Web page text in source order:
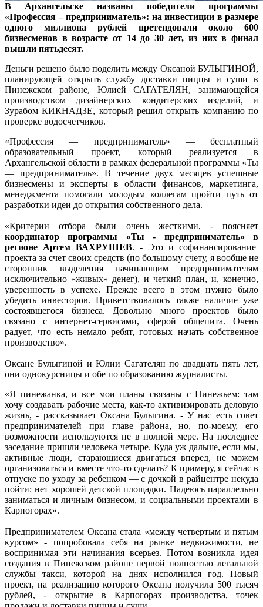
В Архангельске названы победители программы
«Профессия – предприниматель»: на инвестиции в размере
одного миллиона рублей претендовали около 600
бизнесменов в возрасте от 14 до 30 лет, из них в финал
вышли пятьдесят.
Деньги решено было поделить между Оксаной БУЛЫГИНОЙ,
планирующей открыть службу доставки пиццы и суши в
Пинежском районе, Юлией САГАТЕЛЯН, занимающейся
производством дизайнерских кондитерских изделий, и
Зурабом КИКНАДЗЕ, который решил открыть компанию по
проверке водосчетчиков.
«Профессия — предприниматель» — бесплатный
образовательный проект, который реализуется в
Архангельской области в рамках федеральной программы «Ты
— предприниматель». В течение двух месяцев успешные
бизнесмены и эксперты в области финансов, маркетинга,
менеджмента помогали молодым коллегам пройти путь от
разработки идеи до открытия собственного дела.
«Критерии отбора были очень жесткими, - поясняет
координатор программы «Ты - предприниматель» в
регионе Артем ВАХРУШЕВ. - Это и софинансирование
проекта за счет своих средств (по большому счету, я вообще не
сторонник выделения начинающим предпринимателям
исключительно «живых» денег), и четкий план, и, конечно,
уверенность в успехе. Прежде всего в этом нужно было
убедить инвесторов. Приветствовалось также наличие уже
состоявшегося бизнеса. Довольно много проектов было
связано с интернет-сервисами, сферой общепита. Очень
радует, что есть немало ребят, готовых начать собственное
производство».
Оксане Булыгиной и Юлии Сагателян по двадцать пять лет,
они однокурсницы и обе по образованию журналисты.
«Я пинежанка, и все мои планы связаны с Пинежьем: там
хочу создавать рабочие места, как-то активизировать деловую
жизнь, - рассказывает Оксана Булыгина. - У нас есть совет
предпринимателей при главе района, но, по-моему, его
возможности используются не в полной мере. На последнее
заседание пришли человека четыре. Куда уж дальше, если мы,
активные люди, старающиеся двигаться вперед, не можем
организоваться и вместе что-то сделать? К примеру, я сейчас в
отпуске по уходу за ребенком — с дочкой в райцентре некуда
пойти: нет хорошей детской площадки. Надеюсь параллельно
заниматься и личным бизнесом, и социальными проектами в
Карпогорах».
Предпринимателем Оксана стала «между четвертым и пятым
курсом» - попробовала себя на рынке недвижимости, не
воспринимая эти начинания всерьез. Потом возникла идея
создания в Пинежском районе первой полностью легальной
службы такси, которой на днях исполнился год. Новый
проект, на реализацию которого Оксана получила 500 тысяч
рублей, - открытие в Карпогорах производства, точек